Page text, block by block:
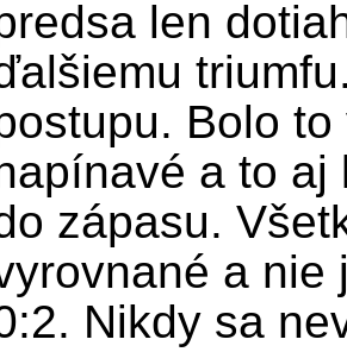
len
Bolo
a to aj
zápasu.
a nie
Nikdy sa